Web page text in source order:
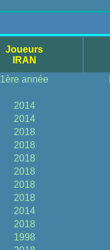
Joueurs
IRAN
1ère année
2014
2014
2018
2018
2018
2018
2018
2018
2014
2018
1998